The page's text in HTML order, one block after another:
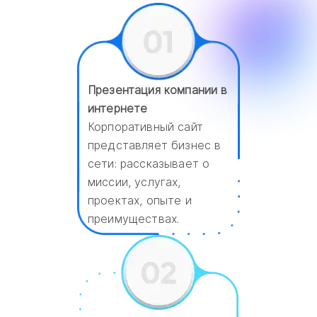
Презентация компании в
интернете
Корпоративный сайт
представляет бизнес в
сети: рассказывает о
миссии, услугах,
проектах, опыте и
преимуществах.